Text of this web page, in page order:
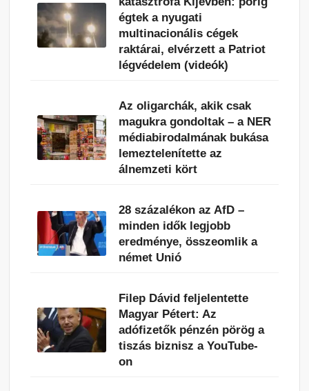
égtek a nyugati
multinacionális cégek
raktárai, elvérzett a Patriot
légvédelem (videók)
Az oligarchák, akik csak
magukra gondoltak – a NER
médiabirodalmának bukása
lemeztelenítette az
álnemzeti kört
28 százalékon az AfD –
minden idők legjobb
eredménye, összeomlik a
német Unió
Filep Dávid feljelentette
Magyar Pétert: Az
adófizetők pénzén pörög a
tiszás biznisz a YouTube-
on